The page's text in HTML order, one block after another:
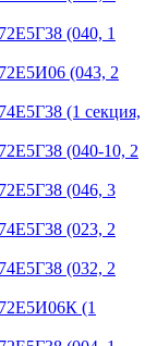
(040, 1
(043, 2
(1 секция,
(040-10, 2
(046, 3
(023, 2
(032, 2
(1